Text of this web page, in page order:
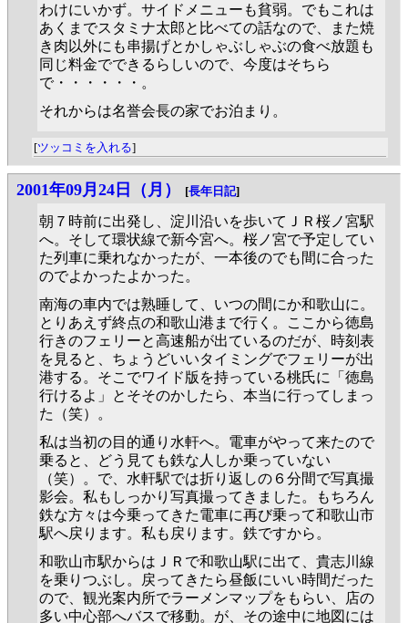
わけにいかず。サイドメニューも貧弱。でもこれは
あくまでスタミナ太郎と比べての話なので、また焼
き肉以外にも串揚げとかしゃぶしゃぶの食べ放題も
同じ料金でできるらしいので、今度はそちら
で・・・・・・。
それからは名誉会長の家でお泊まり。
[ツッコミを入れる]
2001年09月24日（月） [長年日記]
朝７時前に出発し、淀川沿いを歩いてＪＲ桜ノ宮駅
へ。そして環状線で新今宮へ。桜ノ宮で予定してい
た列車に乗れなかったが、一本後のでも間に合った
のでよかったよかった。
南海の車内では熟睡して、いつの間にか和歌山に。
とりあえず終点の和歌山港まで行く。ここから徳島
行きのフェリーと高速船が出ているのだが、時刻表
を見ると、ちょうどいいタイミングでフェリーが出
港する。そこでワイド版を持っている桃氏に「徳島
行けるよ」とそそのかしたら、本当に行ってしまっ
た（笑）。
私は当初の目的通り水軒へ。電車がやって来たので
乗ると、どう見ても鉄な人しか乗っていない
（笑）。で、水軒駅では折り返しの６分間で写真撮
影会。私もしっかり写真撮ってきました。もちろん
鉄な方々は今乗ってきた電車に再び乗って和歌山市
駅へ戻ります。私も戻ります。鉄ですから。
和歌山市駅からはＪＲで和歌山駅に出て、貴志川線
を乗りつぶし。戻ってきたら昼飯にいい時間だった
ので、観光案内所でラーメンマップをもらい、店の
多い中心部へバスで移動。が、その途中に地図には